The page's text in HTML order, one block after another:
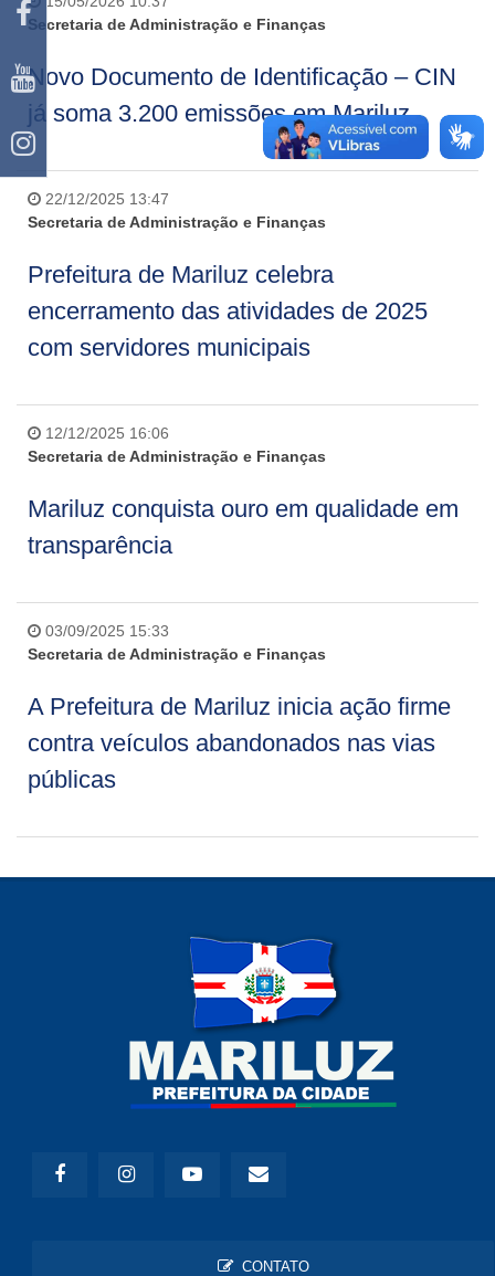
Secretaria de Administração e Finanças
Novo Documento de Identificação – CIN
já soma 3.200 emissões em Mariluz
22/12/2025 13:47
Secretaria de Administração e Finanças
Prefeitura de Mariluz celebra
encerramento das atividades de 2025
com servidores municipais
12/12/2025 16:06
Secretaria de Administração e Finanças
Mariluz conquista ouro em qualidade em
transparência
03/09/2025 15:33
Secretaria de Administração e Finanças
A Prefeitura de Mariluz inicia ação firme
contra veículos abandonados nas vias
públicas
CONTATO